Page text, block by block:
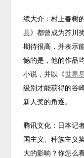
续大介：村上春树
具》都曾成为芥川
期待很高，并表示
憾的是，他的作品
小说，并以《世界
级别才能获得的谷
新人奖的角逐。
腾讯文化：日本记
国主义、种族主义
大的影响？你怎么